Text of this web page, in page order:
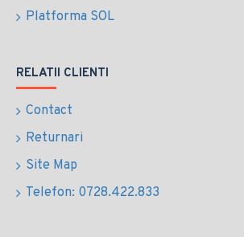
Platforma SOL
RELATII CLIENTI
Contact
Returnari
Site Map
Telefon: 0728.422.833